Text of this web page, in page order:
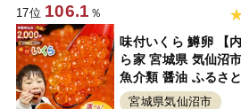
17位 106.1 ％
味付いくら 鱒卵 【
ら家 宮城県 気仙沼
魚介類 醤油 ふるさ
200g 400g 500g
宮城県気仙沼市